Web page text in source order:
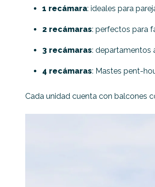
1 recámara: ideales para
2 recámaras: perfectos para
3 recámaras: departamentos
4 recámaras: Mastes pent-
Cada unidad cuenta con balcones